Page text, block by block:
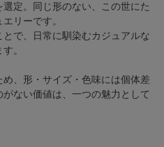
定。同じ形のない、この世にた
リーです。
で、日常に馴染むカジュアルな
。
、形・サイズ・色味には個体差
ない価値は、一つの魅力として